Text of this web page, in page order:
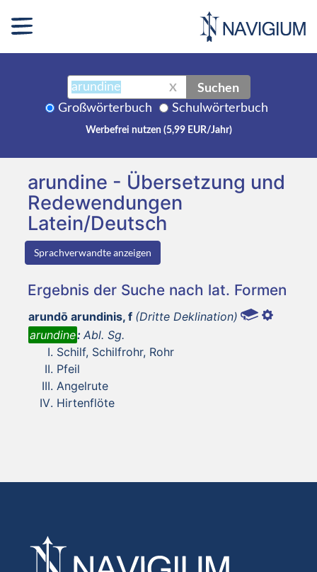
X Suchen
Großwörterbuch Schulwörterbuch
Werbefrei nutzen (5,99 EUR/Jahr)
arundine - Übersetzung und
Redewendungen
Latein/Deutsch
Sprachverwandte anzeigen
Ergebnis der Suche nach lat. Formen
arundō arundinis, f (Dritte Deklination)
arundine: Abl. Sg.
Schilf, Schilfrohr, Rohr
Pfeil
Angelrute
Hirtenflöte